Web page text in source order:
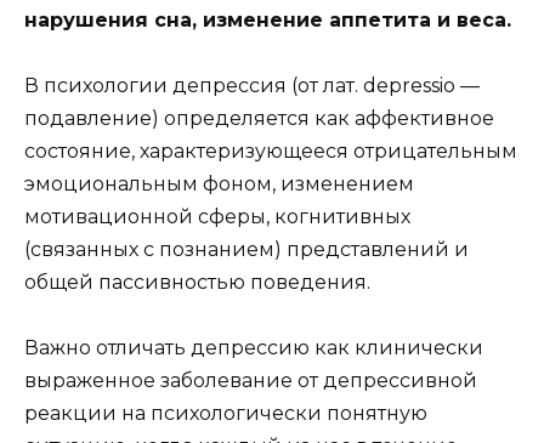
нарушения сна, изменение аппетита и веса.
В психологии депрессия (от лат. depressio —
подавление) определяется как аффективное
состояние, характеризующееся отрицательным
эмоциональным фоном, изменением
мотивационной сферы, когнитивных
(связанных с познанием) представлений и
общей пассивностью поведения.
Важно отличать депрессию как клинически
выраженное заболевание от депрессивной
реакции на психологически понятную